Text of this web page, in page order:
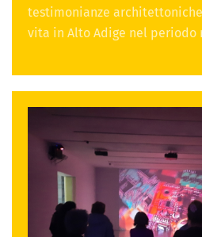
testimonianze
vita in Alto Adige nel periodo